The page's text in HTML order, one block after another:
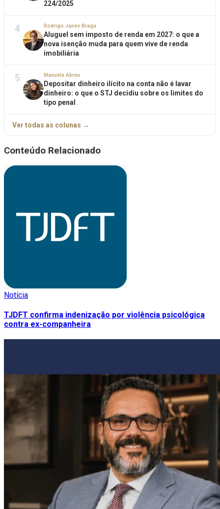
224/2025
4 Rodrigo Janes Braga
Aluguel sem imposto de renda em 2027: o que a
nova isenção muda para quem vive de renda
imobiliária
5 Manuela Abreu
Depositar dinheiro ilícito na conta não é lavar
dinheiro: o que o STJ decidiu sobre os limites do
tipo penal
Ver todas as colunas →
Conteúdo Relacionado
Notícia
TJDFT confirma indenização por violência psicológica
contra ex-companheira